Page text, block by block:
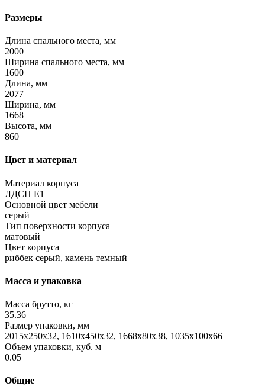
Размеры
Длина спального места, мм
2000
Ширина спального места, мм
1600
Длина, мм
2077
Ширина, мм
1668
Высота, мм
860
Цвет и материал
Материал корпуса
ЛДСП Е1
Основной цвет мебели
серый
Тип поверхности корпуса
матовый
Цвет корпуса
риббек серый, камень темный
Масса и упаковка
Масса брутто, кг
35.36
Размер упаковки, мм
2015x250x32, 1610x450x32, 1668x80x38, 1035x100x66
Объем упаковки, куб. м
0.05
Общие